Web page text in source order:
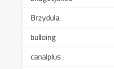
Brzydula
bulloing
canalplus